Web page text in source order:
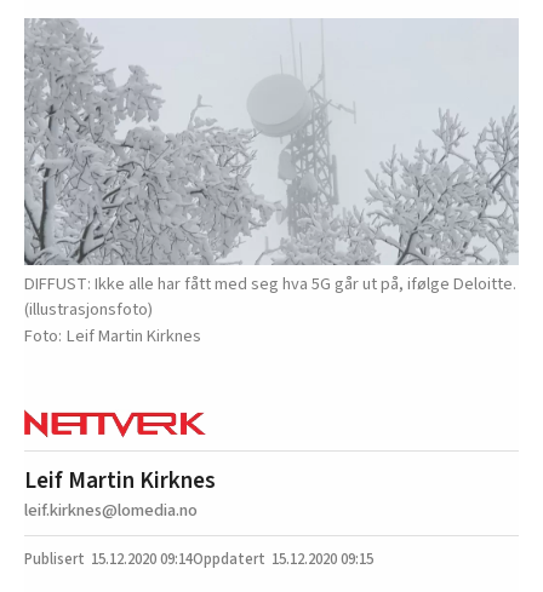
DIFFUST: Ikke alle har fått med seg hva 5G går ut på, ifølge Deloitte.
(illustrasjonsfoto)
Leif Martin Kirknes
Leif Martin Kirknes
leif.kirknes@lomedia.no
15.12.202009:14 15.12.2020 09:15